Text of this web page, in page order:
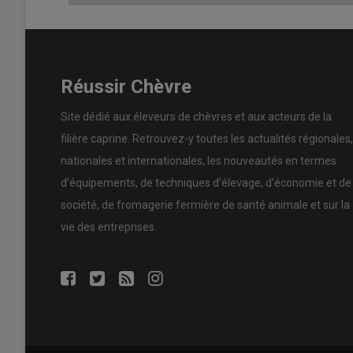
Réussir Chèvre
Site dédié aux éleveurs de chèvres et aux acteurs de la
filière caprine. Retrouvez-y toutes les actualités régionales,
nationales et internationales, les nouveautés en termes
d’équipements, de techniques d’élevage, d’économie et de
société, de fromagerie fermière de santé animale et sur la
vie des entreprises.